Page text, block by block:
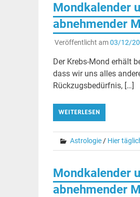
Mondkalender
abnehmender
Veröffentlicht am03/12/
Der Krebs-Mond erhält
dass wir uns alles
Rückzugsbedürfnis, […]
WEITERLESEN
Astrologie/ Hier
Mondkalender
abnehmender